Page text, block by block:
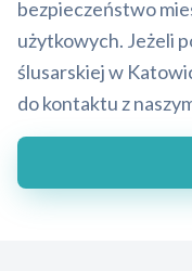
bezpieczeństwo
użytkowych. Jeżeli
ślusarskiej w
do kontaktu z